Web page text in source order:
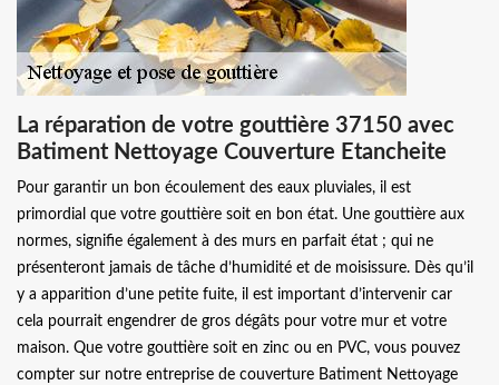
La réparation de votre gouttière 37150 avec
Batiment Nettoyage Couverture Etancheite
Pour garantir un bon écoulement des eaux pluviales, il est
primordial que votre gouttière soit en bon état. Une gouttière aux
normes, signifie également à des murs en parfait état ; qui ne
présenteront jamais de tâche d’humidité et de moisissure. Dès qu’il
y a apparition d’une petite fuite, il est important d’intervenir car
cela pourrait engendrer de gros dégâts pour votre mur et votre
maison. Que votre gouttière soit en zinc ou en PVC, vous pouvez
compter sur notre entreprise de couverture Batiment Nettoyage